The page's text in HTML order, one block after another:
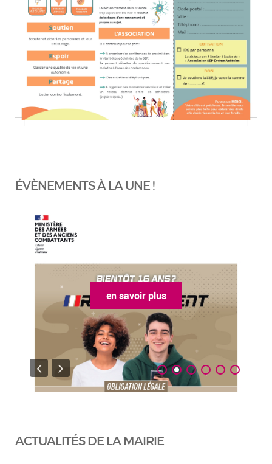
ÉVÈNEMENTS À LA UNE !
en savoir plus
ACTUALITÉS DE LA MAIRIE